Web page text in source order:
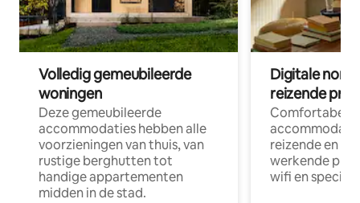
Volledig gemeubileerde
woningen
Deze gemeubileerde
accommodaties hebben alle
voorzieningen van thuis, van
rustige berghutten tot
handige appartementen
midden in de stad.
Digitale
reizende
Comfortabele
reizende en
werkende
wifi en